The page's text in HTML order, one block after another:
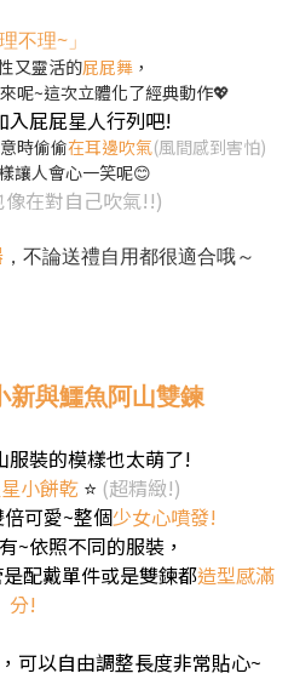
不理~」
又靈活的屁屁舞 ，
呢~這次立體化了經典動作💖
入屁屁星人行列吧!
時偷偷在耳邊吹氣(風間感到害怕)
讓人會心一笑呢😊
像在對自己吹氣!!)
，不論送禮自用都很適合哦～
新與鱷魚阿山雙鍊
服裝的模樣也太萌了!
小餅乾⭐ (超精緻!)
可愛~整個少女心噴發!
~依照不同的服裝，
是配戴單件或是雙鍊都造型感滿
分!
可以自由調整長度非常貼心~